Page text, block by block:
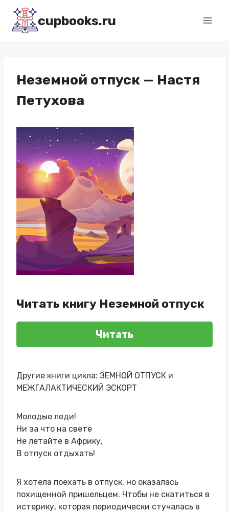
Перейти
содержимому
cupbooks.ru
Неземной отпуск — Настя
Петухова
Читать книгу Неземной отпуск
Читать
Другие книги цикла: ЗЕМНОЙ ОТПУСК и
МЕЖГАЛАКТИЧЕСКИЙ ЭСКОРТ
Молодые леди!
Ни за что на свете
Не летайте в Африку,
В отпуск отдыхать!
Я хотела поехать в отпуск, но оказалась
похищенной пришельцем. Чтобы не скатиться в
истерику, которая периодически стучалась в